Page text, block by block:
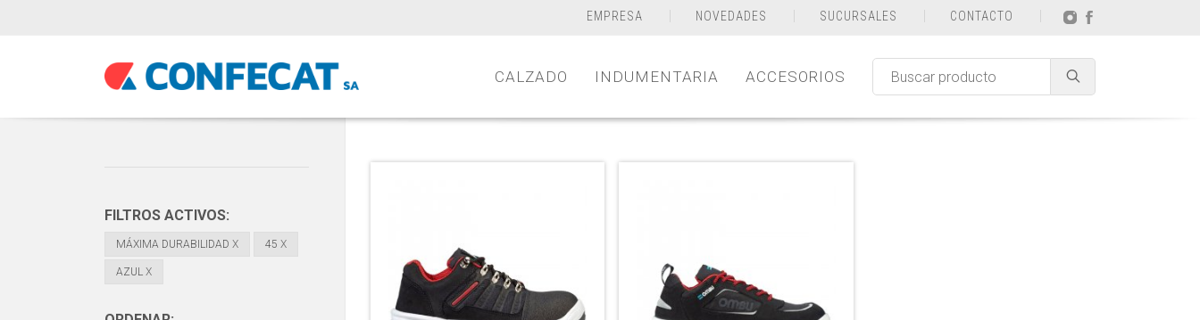
EMPRESA NOVEDADES SUCURSALES CONTACTO
CALZADO INDUMENTARIA ACCESORIOS
FILTROS ACTIVOS:
MÁXIMA DURABILIDAD X 45 X
AZUL X